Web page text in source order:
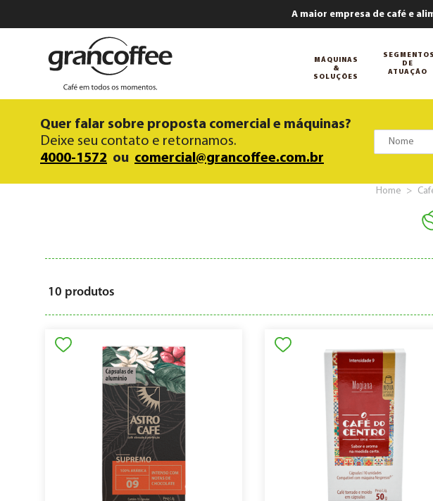
A maior empresa de café e
MÁQUINAS
&
SOLUÇÕES
SEGMENTOS
DE
ATUAÇÃO
Quer falar sobre proposta comercial e máquinas?
Deixe seu contato e retornamos.
4000-1572 ou comercial@grancoffee.com.br
Home
10 produtos